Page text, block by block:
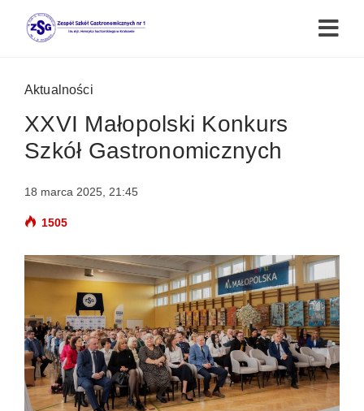
Aktualności
XXVI Małopolski Konkurs
Szkół Gastronomicznych
18 marca 2025, 21:45
1505